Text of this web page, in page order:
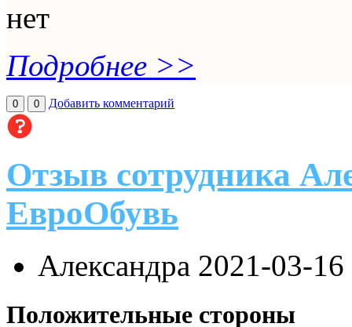
нет
Подробнее >>
0 0 Добавить комментарий
Отзыв сотрудника
ЕвроОбувь
Александра 2021-03-
Положительные стороны